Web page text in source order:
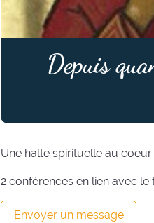
Depuis
Une halte spirituelle au
2 conférences en lien avec
Envoyer un message